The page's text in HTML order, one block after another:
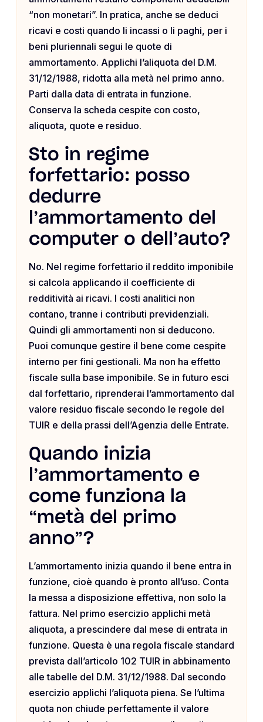
“non monetari”. In pratica, anche se deduci
ricavi e costi quando li incassi o li paghi, per i
beni pluriennali segui le quote di
ammortamento. Applichi l’aliquota del D.M.
31/12/1988, ridotta alla metà nel primo anno.
Parti dalla data di entrata in funzione.
Conserva la scheda cespite con costo,
aliquota, quote e residuo.
Sto in regime
forfettario: posso
dedurre
l’ammortamento del
computer o dell’auto?
No. Nel regime forfettario il reddito imponibile
si calcola applicando il coefficiente di
redditività ai ricavi. I costi analitici non
contano, tranne i contributi previdenziali.
Quindi gli ammortamenti non si deducono.
Puoi comunque gestire il bene come cespite
interno per fini gestionali. Ma non ha effetto
fiscale sulla base imponibile. Se in futuro esci
dal forfettario, riprenderai l’ammortamento dal
valore residuo fiscale secondo le regole del
TUIR e della prassi dell’Agenzia delle Entrate.
Quando inizia
l’ammortamento e
come funziona la
“metà del primo
anno”?
L’ammortamento inizia quando il bene entra in
funzione, cioè quando è pronto all’uso. Conta
la messa a disposizione effettiva, non solo la
fattura. Nel primo esercizio applichi metà
aliquota, a prescindere dal mese di entrata in
funzione. Questa è una regola fiscale standard
prevista dall’articolo 102 TUIR in abbinamento
alle tabelle del D.M. 31/12/1988. Dal secondo
esercizio applichi l’aliquota piena. Se l’ultima
quota non chiude perfettamente il valore